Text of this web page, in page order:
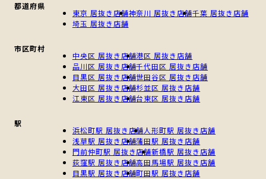
都道府県
東京 居抜き店舗神奈川 居抜き店舗千葉 居抜き店舗
埼玉 居抜き店舗
市区町村
中央区 居抜き店舗港区 居抜き店舗
品川区 居抜き店舗千代田区 居抜き店舗
目黒区 居抜き店舗世田谷区 居抜き店舗
大田区 居抜き店舗杉並区 居抜き店舗
江東区 居抜き店舗台東区 居抜き店舗
駅
浜松町駅 居抜き店舗人形町駅 居抜き店舗
浅草駅 居抜き店舗蒲田駅 居抜き店舗
門前仲町駅 居抜き店舗新橋駅 居抜き店舗
荻窪駅 居抜き店舗高田馬場駅 居抜き店舗
目黒駅 居抜き店舗町田駅 居抜き店舗